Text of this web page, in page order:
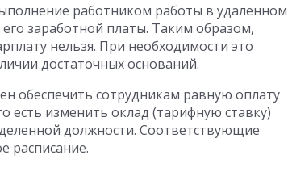
работником работы в удаленном
заработной платы. Таким образом,
нельзя. При необходимости это
достаточных оснований.
обеспечить сотрудникам равную оплату
есть изменить оклад (тарифную ставку)
должности. Соответствующие
расписание.